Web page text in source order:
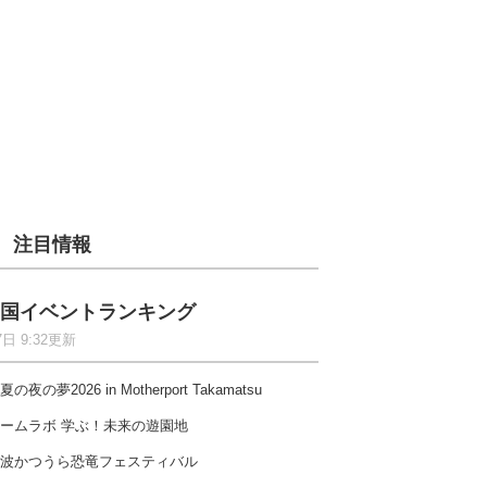
注目情報
イベントランキング
9:32更新
の夜の夢2026 in Motherport Takamatsu
ムラボ 学ぶ！未来の遊園地
かつうら恐竜フェスティバル